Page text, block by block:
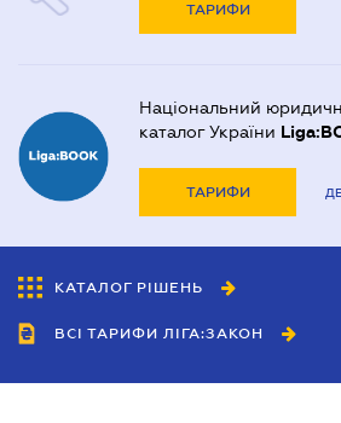
ТАРИФИ
Національний
каталог України
ТАРИФИ
КАТАЛОГ РІШЕНЬ
ВСІ ТАРИФИ ЛІГА:ЗАКОН